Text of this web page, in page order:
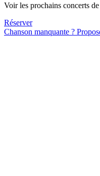
Voir les prochains concerts
Réserver
Chanson manquante ?